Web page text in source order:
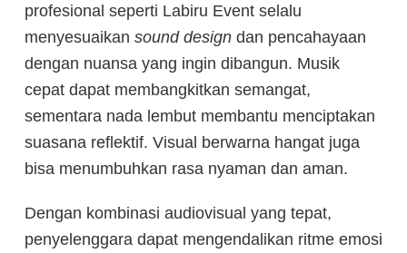
profesional seperti Labiru Event selalu
menyesuaikan sound design dan pencahayaan
dengan nuansa yang ingin dibangun. Musik
cepat dapat membangkitkan semangat,
sementara nada lembut membantu menciptakan
suasana reflektif. Visual berwarna hangat juga
bisa menumbuhkan rasa nyaman dan aman.
Dengan kombinasi audiovisual yang tepat,
penyelenggara dapat mengendalikan ritme emosi